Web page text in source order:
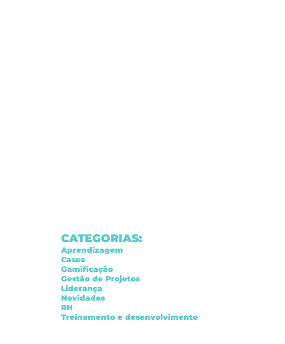
CATEGORIAS:
Aprendizagem
Cases
Gamificação
Gestão de Projetos
Liderança
Novidades
RH
Treinamento e desenvolvimento